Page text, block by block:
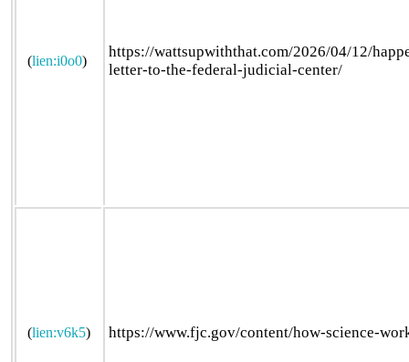
(lien:i0o0)
https://wattsupwiththat.com/2026/04/12/
letter-to-the-federal-judicial-center/
(lien:v6k5) https://www.fjc.gov/content/how-science-